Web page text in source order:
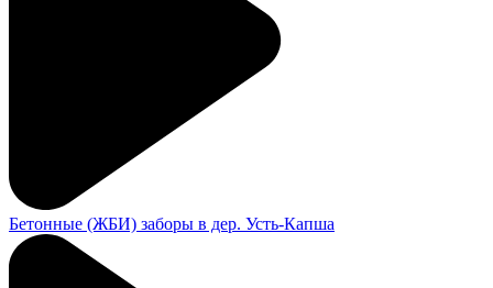
Бетонные (ЖБИ) заборы в дер. Усть-Капша